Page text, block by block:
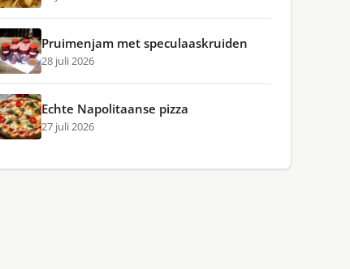
Pruimenjam met speculaaskruiden
28 juli 2026
Echte Napolitaanse pizza
27 juli 2026